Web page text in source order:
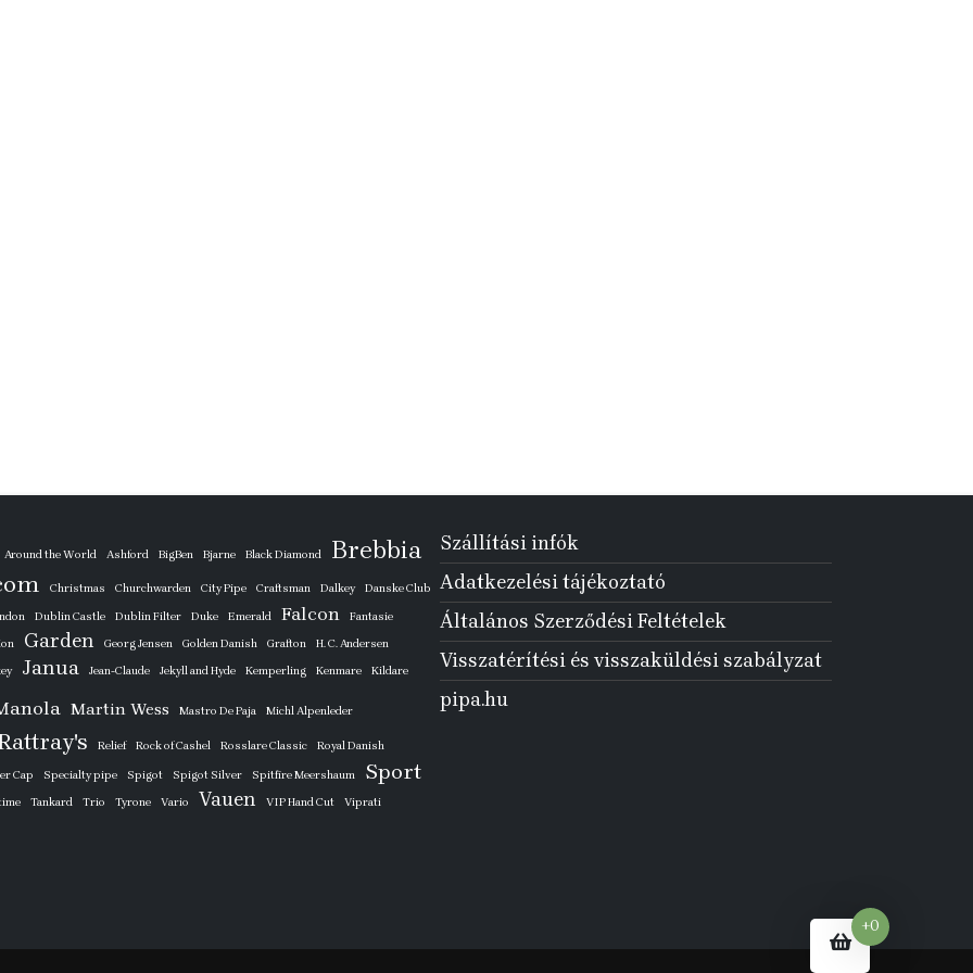
Around the World Ashford BigBen Bjarne Black Diamond Brebbia
Christmas Churchwarden City Pipe Craftsman Dalkey
Danske Club
Dublin Castle Dublin Filter Duke Emerald Falcon
Fantasie
Garden Georg Jensen Golden Danish Grafton
H. C. Andersen
Janua Jean-Claude Jekyll and Hyde Kemperling Kenmare Kildare
Martin Wess Mastro De Paja Michl Alpenleder
Relief Rock of Cashel Rosslare Classic Royal Danish
Cap Specialty pipe Spigot Spigot Silver Spitfire Meershaum Sport
Tankard Trio Tyrone Vario Vauen VIP Hand Cut
Viprati
Szállítási infók
Adatkezelési tájékoztató
Általános Szerződési Feltételek
Visszatérítési és visszaküldési szabályzat
pipa.hu
+0